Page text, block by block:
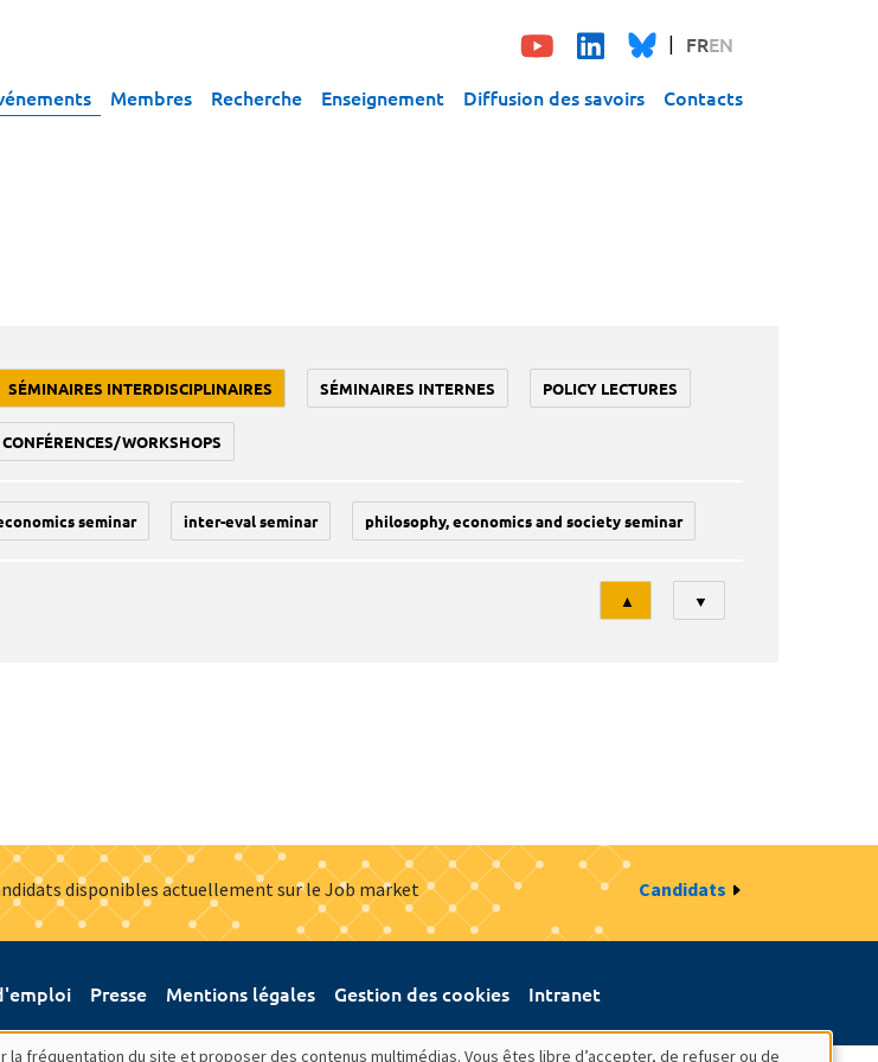
FREN
Membres Recherche Enseignement Diffusion des savoirs Contacts
SÉMINAIRES INTERDISCIPLINAIRES SÉMINAIRES INTERNES POLICY LECTURES
CONFÉRENCES/WORKSHOPS
seminar inter-eval seminar philosophy, economics and society seminar
Tri
▲ ▼
disponibles actuellement sur le Job market Candidats
Presse Mentions légales Gestion des cookies Intranet
fréquentation du site et proposer des contenus multimédias. Vous êtes libre d’accepter, de refuser ou de